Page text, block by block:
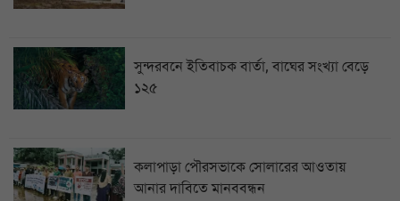
সুন্দরবনে ইতিবাচক বার্তা, বাঘের সংখ্যা বেড়ে
১২৫
কলাপাড়া পৌরসভাকে সোলারের আওতায়
আনার দাবিতে মানববন্ধন